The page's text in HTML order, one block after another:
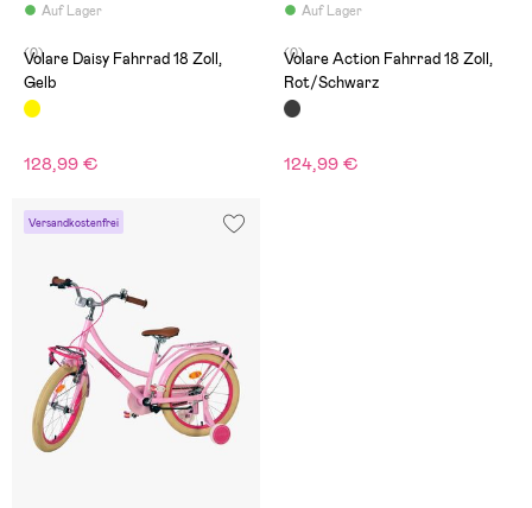
Auf Lager
(0)
Volare Daisy Fahrrad 18 Zoll,
Gelb
128,99 €
Auf Lager
(0)
Volare Action Fahrrad 18 Zoll,
Rot/Schwarz
124,99 €
Versandkostenfrei